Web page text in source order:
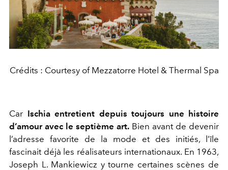
Crédits : Courtesy of Mezzatorre Hotel & Thermal Spa
Car Ischia entretient depuis toujours une histoire
d’amour avec le septième art. Bien avant de devenir
l’adresse favorite de la mode et des initiés, l’île
fascinait déjà les réalisateurs internationaux. En 1963,
Joseph L. Mankiewicz y tourne certaines scènes de